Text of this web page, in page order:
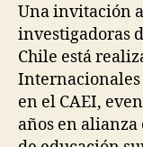
Una invitación
investigadoras
Chile está
Internacionales
en el CAEI,
años en